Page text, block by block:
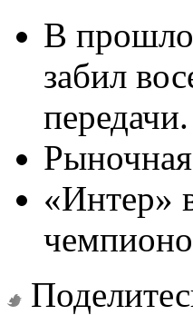
В
забил
передачи.
«Интер»